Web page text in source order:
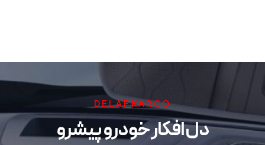
DELAFKARCO
دل افکار خودرو پیشرو